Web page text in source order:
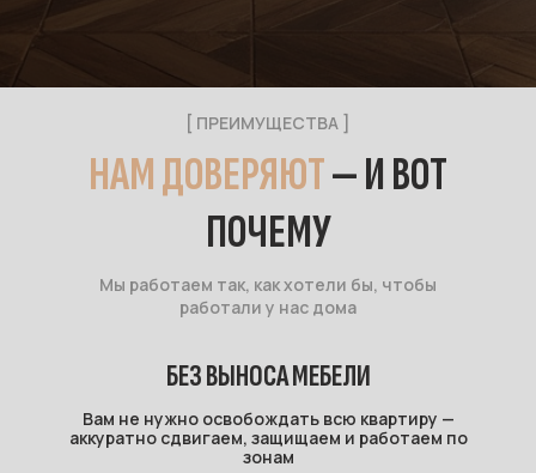
[ ПРЕИМУЩЕСТВА ]
НАМ ДОВЕРЯЮТ— И ВОТ
ПОЧЕМУ
Мы работаем так, как хотели бы, чтобы
работали у нас дома
БЕЗ ВЫНОСА МЕБЕЛИ
Вам не нужно освобождать всю квартиру —
аккуратно сдвигаем, защищаем и работаем по
зонам